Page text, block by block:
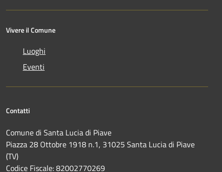
Vivere il Comune
Luoghi
Eventi
Contatti
Comune di Santa Lucia di Piave
Piazza 28 Ottobre 1918 n.1, 31025 Santa Lucia di Piave
(TV)
Codice Fiscale: 82002770269